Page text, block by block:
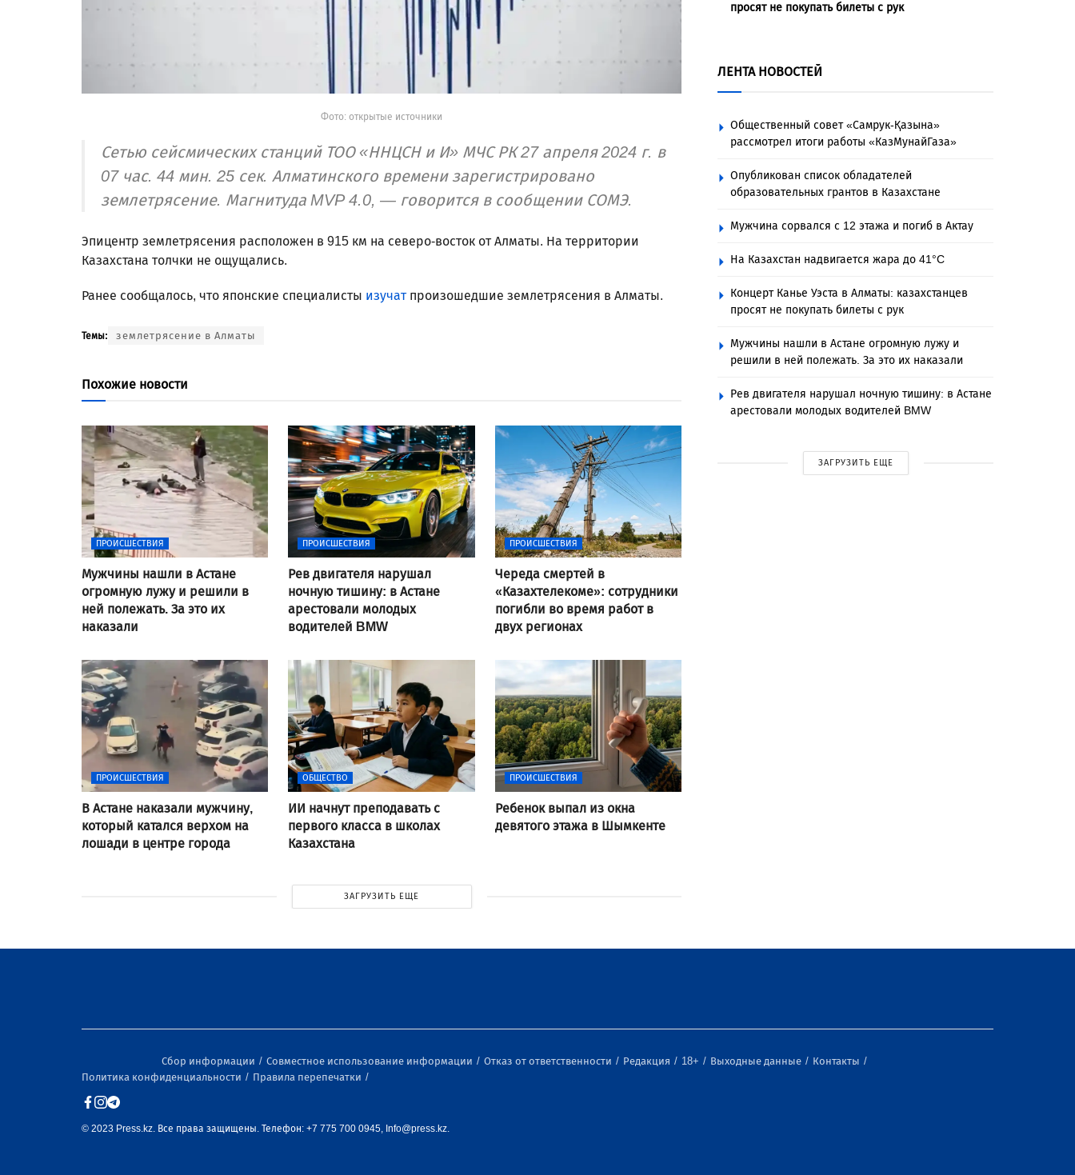
Фото: открытые источники
Сетью сейсмических станций ТОО «ННЦСН и И» МЧС РК 27 апреля 2024 г. в
07 час. 44 мин. 25 сек. Алматинского времени зарегистрировано
землетрясение. Магнитуда MVP 4.0, — говорится в сообщении СОМЭ.
Эпицентр землетрясения расположен в 915 км на северо-восток от Алматы. На территории
Казахстана толчки не ощущались.
Ранее сообщалось, что японские специалисты изучат произошедшие землетрясения в Алматы.
Темы: землетрясение в Алматы
Похожие новости
ПРОИСШЕСТВИЯ
Мужчины нашли в Астане
огромную лужу и решили в
ней полежать. За это их
наказали
ПРОИСШЕСТВИЯ
Рев двигателя нарушал
ночную тишину: в Астане
арестовали молодых
водителей BMW
ПРОИСШЕСТВИЯ
Череда смертей в
«Казахтелекоме»: сотрудники
погибли во время работ в
двух регионах
ПРОИСШЕСТВИЯ
В Астане наказали мужчину,
который катался верхом на
лошади в центре города
ОБЩЕСТВО
ИИ начнут преподавать с
первого класса в школах
Казахстана
ПРОИСШЕСТВИЯ
Ребенок выпал из окна
девятого этажа в Шымкенте
ЗАГРУЗИТЬ ЕЩЕ
просят не покупать билеты с рук
ЛЕНТА НОВОСТЕЙ
Общественный совет «Самрук-Қазына»
рассмотрел итоги работы «КазМунайГаза»
Опубликован список обладателей
образовательных грантов в Казахстане
Мужчина сорвался с 12 этажа и погиб в Актау
На Казахстан надвигается жара до 41°C
Концерт Канье Уэста в Алматы: казахстанцев
просят не покупать билеты с рук
Мужчины нашли в Астане огромную лужу и
решили в ней полежать. За это их наказали
Рев двигателя нарушал ночную тишину: в Астане
арестовали молодых водителей BMW
ЗАГРУЗИТЬ ЕЩЕ
Сбор информации Совместное использование информации Отказ от ответственности Редакция 18+ Выходные данные
Контакты
Политика конфиденциальности
Правила перепечатки
© 2023 Press.kz. Все права защищены. Телефон: +7 775 700 0945, Info@press.kz.